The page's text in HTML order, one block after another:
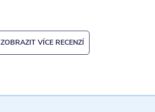
ZOBRAZIT VÍCE RECENZÍ